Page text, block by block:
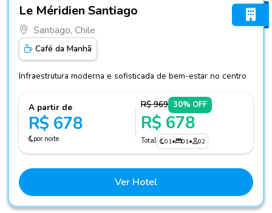
Le Méridien Santiago
Santiago, Chile
Café da Manhã
Infraestrutura moderna e sofisticada de bem-estar no centro
A partir de
R$ 678
por noite
R$ 969 30% OFF
R$ 678
Total 01• 01• 02
Ver Hotel